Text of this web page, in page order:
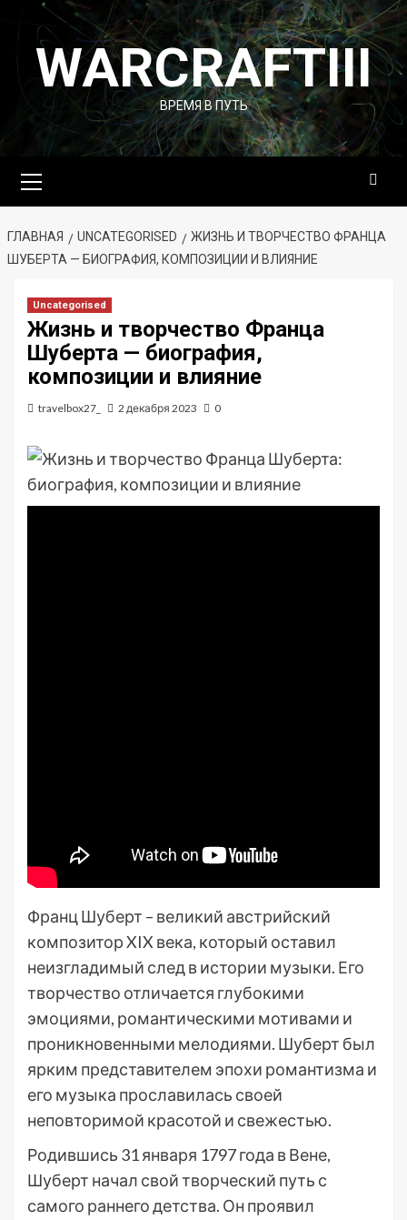
Перейти
содержимому
WARCRAFTIII
ВРЕМЯ В ПУТЬ
меню
ГЛАВНАЯ UNCATEGORISED
ЖИЗНЬ И ТВОРЧЕСТВО ФРАНЦА
ШУБЕРТА — БИОГРАФИЯ, КОМПОЗИЦИИ И ВЛИЯНИЕ
Uncategorised
Жизнь и творчество Франца
Шуберта — биография,
композиции и влияние
travelbox27_ 2 декабря 2023 0
Франц Шуберт – великий австрийский
композитор XIX века, который оставил
неизгладимый след в истории музыки. Его
творчество отличается глубокими
эмоциями, романтическими мотивами и
проникновенными мелодиями. Шуберт был
ярким представителем эпохи романтизма и
его музыка прославилась своей
неповторимой красотой и свежестью.
Родившись 31 января 1797 года в Вене,
Шуберт начал свой творческий путь с
самого раннего детства. Он проявил